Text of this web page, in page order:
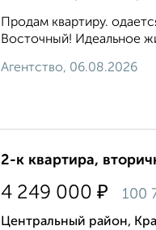
Продам квартиру.
Восточный! Идеальное
Агентство, 06.08.2026
2-к квартира,
4 249 000 ₽ 100
Центральный район,